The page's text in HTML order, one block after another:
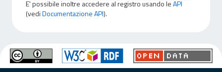
E' possibile inoltre accedere al registro usando leAPI
(vediDocumentazione API).